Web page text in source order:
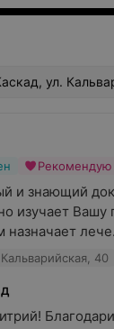
ул.
Рекомендую
и знающий
изучает Вашу
назначает
40